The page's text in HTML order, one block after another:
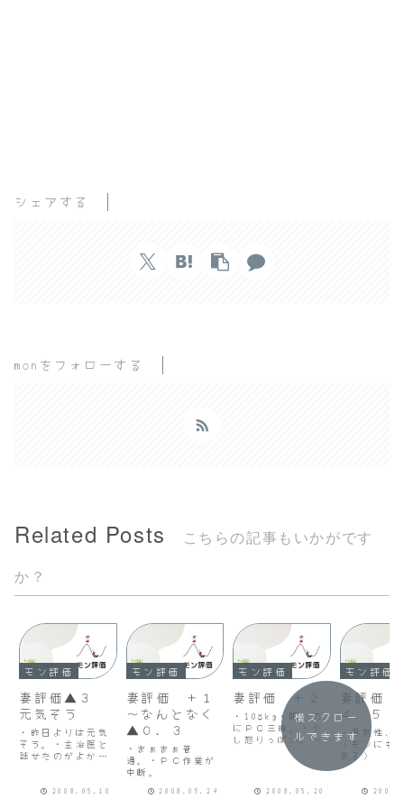
シェアする
monをフォローする
Related Posts
こちらの記事もいかがです
か？
モン評価
妻評価▲３
元気そう
・昨日よりは元気
そう。・主治医と
話せたのがよかっ
2008.05.10
モン評価
妻評価 ＋１
～なんとなく
▲０．３
・まぁまぁ普
通。・ＰＣ作業が
中断。
2008.05.29
モン評価
妻評価 ＋２
・108kg・眠いの
にＰＣ三昧。・少
し怒りっぽい。・
21;30寝る（とい
うよりダウン）。
2008.05.20
モン評価
妻評価
４．５
・易怒性、
（モンにも
ある）
横スクロー
ルできます